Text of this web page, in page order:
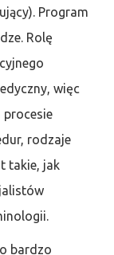
Program
Rolę
więc
procesie
rodzaje
takie, jak
bardzo